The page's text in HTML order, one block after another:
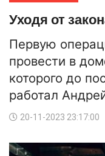
Уходя от
Первую
провести в
которого до
работал
20-11-2023 23:17:00